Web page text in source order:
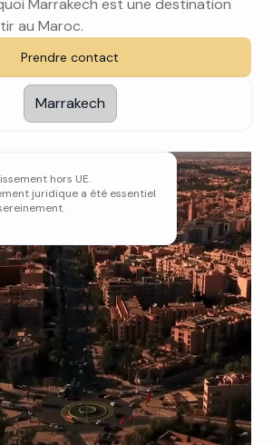
Marrakech est une destination
au Maroc.
Prendre contact
Marrakech
hors UE.
juridique a été essentiel